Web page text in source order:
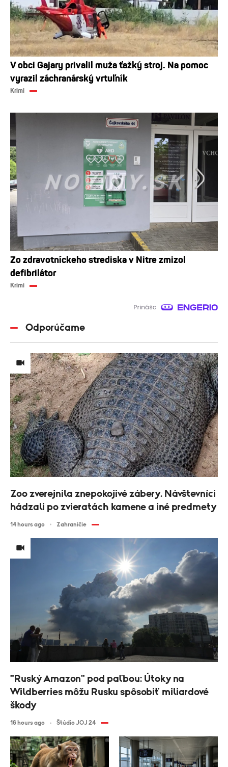
V obci Gajary privalil muža ťažký stroj. Na pomoc
vyrazil záchranárský vrtuľník
Krimi
Zo zdravotníckeho strediska v Nitre zmizol
defibrilátor
Krimi
Odporúčame
Zoo zverejnila znepokojivé zábery. Návštevníci
hádzali po zvieratách kamene a iné predmety
14 hours ago Zahraničie
"Ruský Amazon" pod paľbou: Útoky na
Wildberries môžu Rusku spôsobiť miliardové
škody
16 hours ago Štúdio JOJ 24